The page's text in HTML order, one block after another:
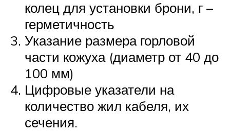
колец для установки брони, г –
герметичность
Указание размера горловой
части кожуха (диаметр от 40 до
100 мм)
Цифровые указатели на
количество жил кабеля, их
сечения.